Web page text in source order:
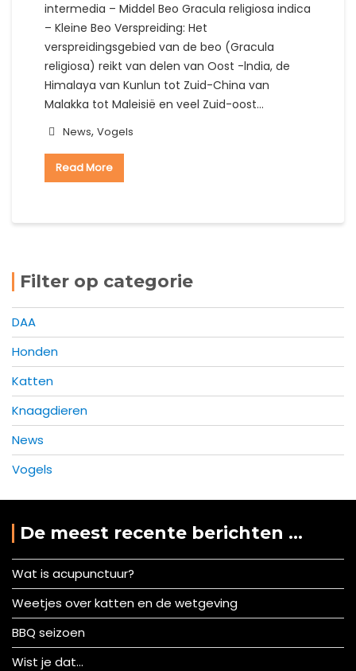
intermedia – Middel Beo Gracula religiosa indica
– Kleine Beo Verspreiding: Het
verspreidingsgebied van de beo (Gracula
religiosa) reikt van delen van Oost -lndia, de
Himalaya van Kunlun tot Zuid-China van
Malakka tot Maleisië en veel Zuid-oost…
News, Vogels
Read More
Filter op categorie
DAA
Honden
Katten
Knaagdieren
News
Vogels
De meest recente berichten …
Wat is acupunctuur?
Weetjes over katten en de wetgeving
BBQ seizoen
Wist je dat…